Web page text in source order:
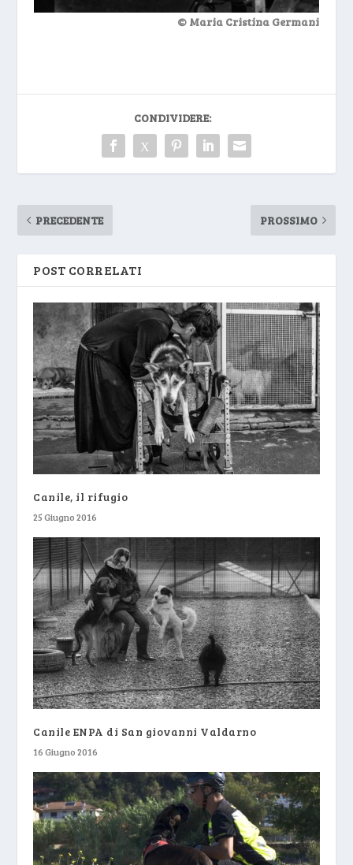
© Maria Cristina Germani
CONDIVIDERE:
PRECEDENTE PROSSIMO
POST CORRELATI
Canile, il rifugio
25 Giugno 2016
Canile ENPA di San giovanni Valdarno
16 Giugno 2016